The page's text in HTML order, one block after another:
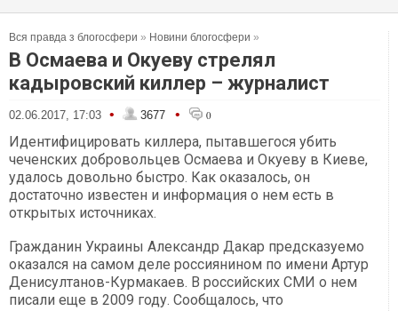
Вся правда з блогосфери » Новини блогосфери »
В Осмаева и Окуеву стрелял
кадыровский киллер – журналист
02.06.2017, 17:03 • 3677 • 0
Идентифицировать киллера, пытавшегося убить
чеченских добровольцев Осмаева и Окуеву в Киеве,
удалось довольно быстро. Как оказалось, он
достаточно известен и информация о нем есть в
открытых источниках.
Гражданин Украины Александр Дакар предсказуемо
оказался на самом деле россиянином по имени Артур
Денисултанов-Курмакаев. В российских СМИ о нем
писали еще в 2009 году. Сообщалось, что